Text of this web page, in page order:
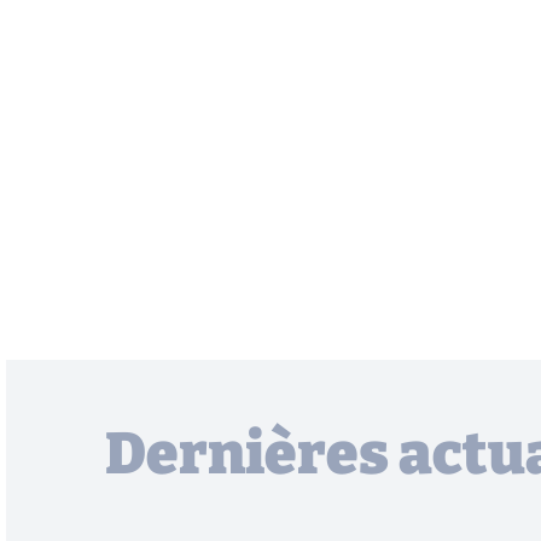
Dernières